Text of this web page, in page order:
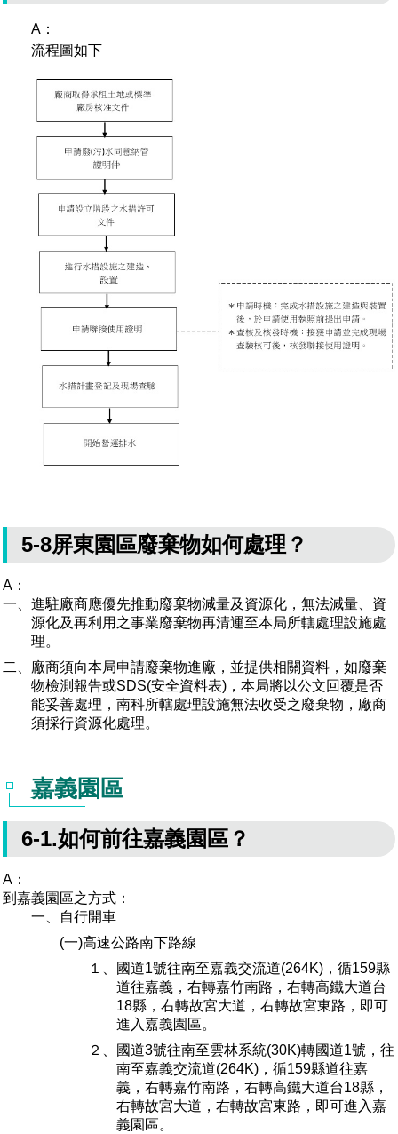
A：
流程圖如下
5-8屏東園區廢棄物如何處理？
A：
一、進駐廠商應優先推動廢棄物減量及資源化，無法減量、資
源化及再利用之事業廢棄物再清運至本局所轄處理設施處
理。
二、廠商須向本局申請廢棄物進廠，並提供相關資料，如廢棄
物檢測報告或SDS(安全資料表)，本局將以公文回覆是否
能妥善處理，南科所轄處理設施無法收受之廢棄物，廠商
須採行資源化處理。
嘉義園區
6-1.如何前往嘉義園區？
A：
到嘉義園區之方式：
一、自行開車
(一)高速公路南下路線
１、國道1號往南至嘉義交流道(264K)，循159縣
道往嘉義，右轉嘉竹南路，右轉高鐵大道台
18縣，右轉故宮大道，右轉故宮東路，即可
進入嘉義園區。
２、國道3號往南至雲林系統(30K)轉國道1號，往
南至嘉義交流道(264K)，循159縣道往嘉
義，右轉嘉竹南路，右轉高鐵大道台18縣，
右轉故宮大道，右轉故宮東路，即可進入嘉
義園區。